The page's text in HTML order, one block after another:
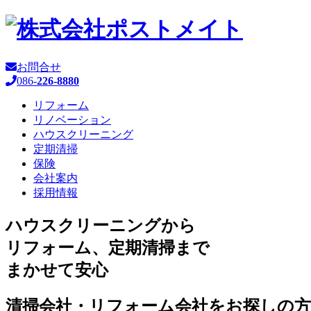
お問合せ
086-226-8880
リフォーム
リノベーション
ハウスクリーニング
定期清掃
保険
会社案内
採用情報
ハウスクリーニングから
リフォーム、定期清掃まで
まかせて安心
清掃会社・リフォーム会社をお探しの